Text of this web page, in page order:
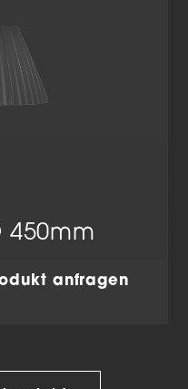
450mm
anfragen